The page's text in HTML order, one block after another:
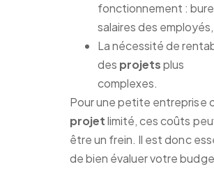
fonctionnement :
salaires des
La nécessité de
des projetsplus
complexes.
Pour une petite entreprise
projetlimité, ces coûts
être un frein. Il est donc
de bien évaluer votre